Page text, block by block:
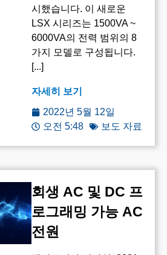
시했습니다. 이 새로운
LSX 시리즈는 1500VA ~
6000VA의 전력 범위의 8
가지 모델로 구성됩니다.
[...]
자세히 보기
2022년 5월 12일
오전 5:48
보도 자료
회생 AC 및 DC 프
로그래밍 가능 AC
전원